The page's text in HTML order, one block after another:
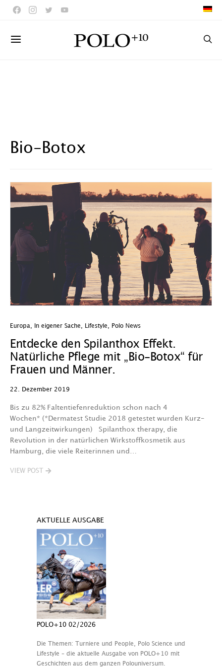
Bio-Botox
Europa In eigener Sache Lifestyle Polo News
Entdecke den Spilanthox Effekt.
Natürliche Pflege mit „Bio-Botox“ für
Frauen und Männer.
22. Dezember 2019
Bis zu 82% Faltentiefenreduktion schon nach 4
Wochen* (*Dermatest Studie 2018 getestet wurden Kurz-
und Langzeitwirkungen) Spilanthox therapy, die
Revolution in der natürlichen Wirkstoffkosmetik aus
Hamburg, die viele Reiterinnen und…
VIEW POST
AKTUELLE AUSGABE
POLO+10 02/2026
Die Themen: Turniere und People, Polo Science und
Lifestyle – die aktuelle Ausgabe von POLO+10 mit
Geschichten aus dem ganzen Polouniversum.